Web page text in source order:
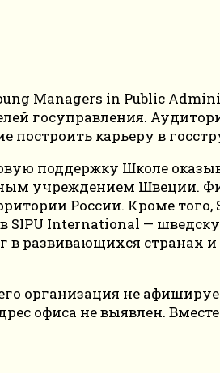
Managers in Public
госуправления.
построить карьеру в
поддержку Школе
учреждением Швеции.
России. Кроме того,
SIPU International —
развивающихся странах и
организация не
офиса не выявлен.